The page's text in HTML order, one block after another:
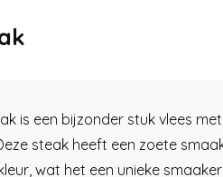
is een bijzonder stuk vlees
steak heeft een zoete
wat het een unieke